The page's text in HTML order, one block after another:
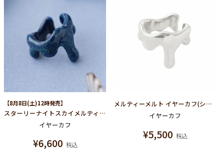
【8月8日(土)12時発売】
スターリーナイトスカイメルティメルトイヤーカフ
イヤーカフ
¥6,600 税込
メルティーメルト イヤーカフ(シルバー)
イヤーカフ
¥5,500 税込